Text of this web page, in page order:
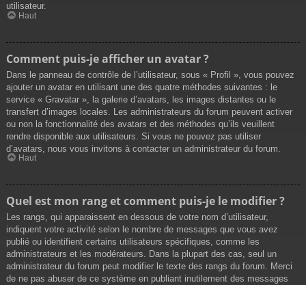
utilisateur.
Haut
Comment puis-je afficher un avatar ?
Dans le panneau de contrôle de l’utilisateur, sous « Profil », vous pouvez
ajouter un avatar en utilisant une des quatre méthodes suivantes : le
service « Gravatar », la galerie d’avatars, les images distantes ou le
transfert d’images locales. Les administrateurs du forum peuvent activer
ou non la fonctionnalité des avatars et des méthodes qu’ils veuillent
rendre disponible aux utilisateurs. Si vous ne pouvez pas utiliser
d’avatars, nous vous invitons à contacter un administrateur du forum.
Haut
Quel est mon rang et comment puis-je le modifier ?
Les rangs, qui apparaissent en dessous de votre nom d’utilisateur,
indiquent votre activité selon le nombre de messages que vous avez
publié ou identifient certains utilisateurs spécifiques, comme les
administrateurs et les modérateurs. Dans la plupart des cas, seul un
administrateur du forum peut modifier le texte des rangs du forum. Merci
de ne pas abuser de ce système en publiant inutilement des messages